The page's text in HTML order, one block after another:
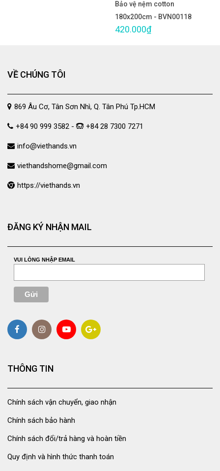
Bảo vệ nệm cotton
180x200cm - BVN00118
420.000₫
VỀ CHÚNG TÔI
869 Âu Cơ, Tân Sơn Nhì, Q. Tân Phú Tp.HCM
+84 90 999 3582 - +84 28 7300 7271
info@viethands.vn
viethandshome@gmail.com
https://viethands.vn
ĐĂNG KÝ NHẬN MAIL
VUI LÒNG NHẬP EMAIL
THÔNG TIN
Chính sách vận chuyển, giao nhận
Chính sách bảo hành
Chính sách đổi/trả hàng và hoàn tiền
Quy định và hình thức thanh toán